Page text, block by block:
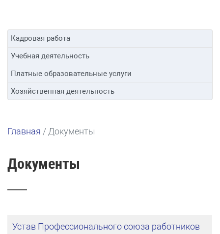
Кадровая работа
Учебная деятельность
Платные образовательные услуги
Хозяйственная деятельность
Главная / Документы
Документы
Устав Профессионального союза работников